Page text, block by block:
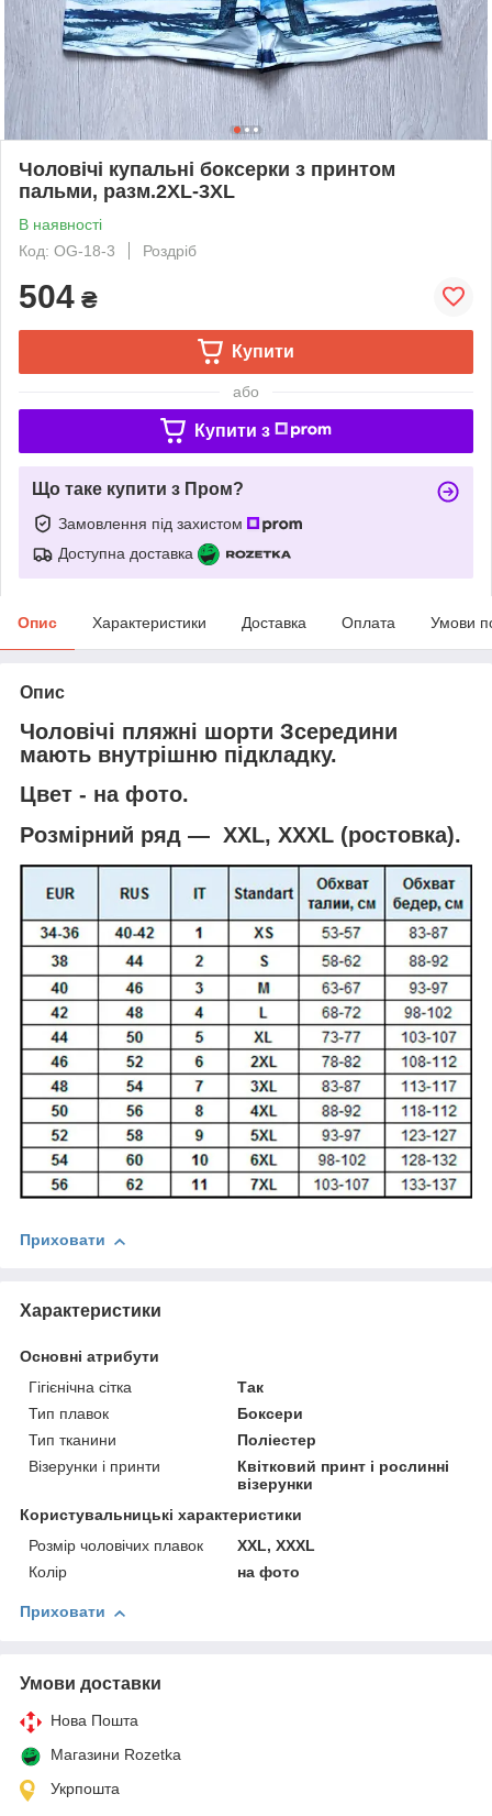
Чоловічі купальні боксерки з принтом
пальми, разм.2XL-3XL
В наявності
Код: OG-18-3
Роздріб
504 ₴
Купити
або
Купити з
Що таке купити з Пром?
Замовлення під захистом
Доступна доставка
Опис Характеристики Доставка Оплата Умови
Опис
Чоловічі пляжні шорти Зсередини
мають внутрішню підкладку.
Цвет - на фото.
Розмірний ряд — XXL, XXXL (ростовка).
Приховати
Характеристики
Основні атрибути
Гігієнічна сітка
Так
Тип плавок
Боксери
Тип тканини
Поліестер
Візерунки і принти
Квітковий принт і рослинні
візерунки
Користувальницькі характеристики
Розмір чоловічих плавок
XXL, XXXL
Колір
на фото
Приховати
Умови доставки
Нова Пошта
Магазини Rozetka
Укрпошта